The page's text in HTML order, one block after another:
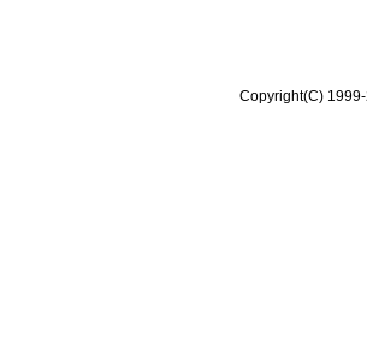
Copyright(C)